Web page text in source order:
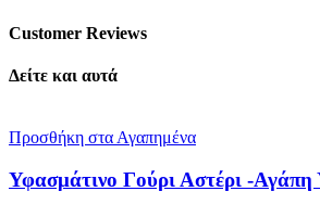
Customer Reviews
Δείτε και αυτά
Προσθήκη στα Αγαπημένα
Υφασμάτινο Γούρι Αστέρι -Αγάπη